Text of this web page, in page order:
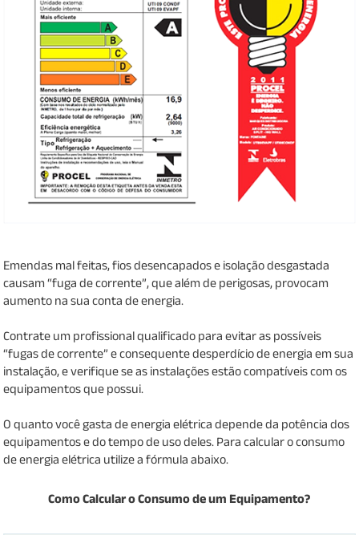
Emendas mal feitas, fios desencapados e isolação desgastada
causam “fuga de corrente”, que além de perigosas, provocam
aumento na sua conta de energia.
Contrate um profissional qualificado para evitar as possíveis
“fugas de corrente” e consequente desperdício de energia em sua
instalação, e verifique se as instalações estão compatíveis com os
equipamentos que possui.
O quanto você gasta de energia elétrica depende da potência dos
equipamentos e do tempo de uso deles. Para calcular o consumo
de energia elétrica utilize a fórmula abaixo.
Como Calcular o Consumo de um Equipamento?